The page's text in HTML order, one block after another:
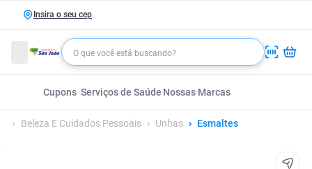
Insira o seu cep
Cupons Serviços de Saúde Nossas Marcas
Beleza E Cuidados Pessoais Unhas Esmaltes